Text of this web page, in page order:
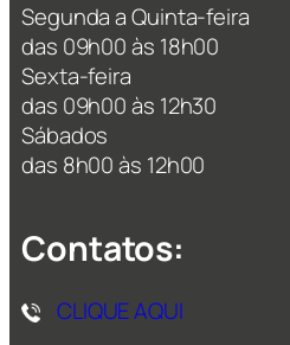
Segunda a Quinta-feira
das 09h00 às 18h00
Sexta-feira
das 09h00 às 12h30
Sábados
das 8h00 às 12h00
Contatos:
CLIQUE AQUI